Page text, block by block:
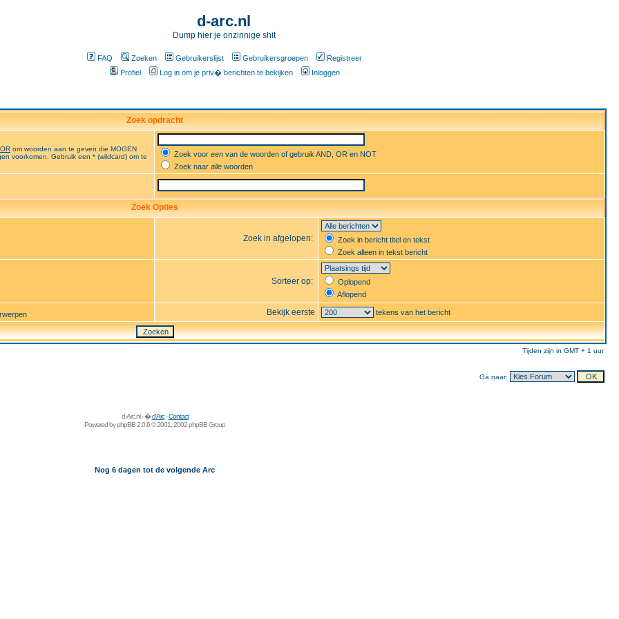
d-arc.nl
Dump hier je onzinnige shit
FAQ Zoeken Gebruikerslijst Gebruikersgroepen
Registreer
Profiel
Log in om je priv� berichten te bekijken Inloggen
Zoek opdracht
OR om woorden aan te geven die MOGEN
voorkomen. Gebruik een * (wildcard) om te
Zoek voor een van de woorden of gebruik AND, OR en NOT
Zoek naar alle woorden
Zoek Opties
Zoek in afgelopen:
Zoek in bericht titel en tekst
Zoek alleen in tekst bericht
Sorteer op:
Oplopend
Aflopend
Bekijk eerste tekens van het bericht
Tijden zijn in GMT + 1 uur
Ga naar:
d-Arc.nl - �d'Arc-Contact
Powered byphpBB2.0.6 © 2001, 2002 phpBB Group
Nog 6 dagen tot de volgende Arc